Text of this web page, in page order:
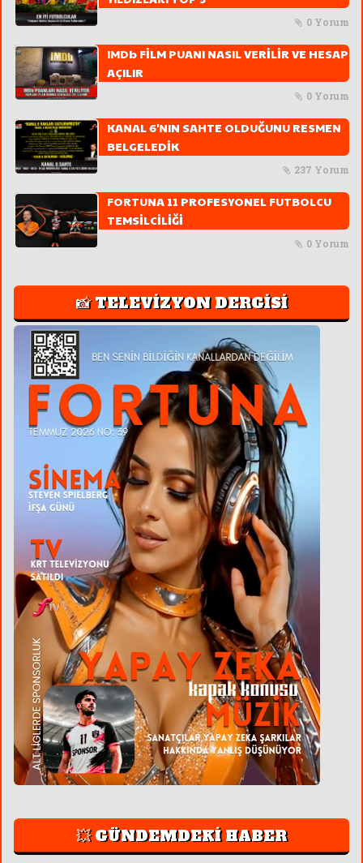
0 Yorum
IMDb FİLM PUANI NASIL VERİLİR VE HESAP
AÇILIR
0 Yorum
KANAL 6'NIN SAHTE OLDUĞUNU RESMEN
BELGELEDİK
237 Yorum
FORTUNA 11 PROFESYONEL FUTBOLCU
TEMSİLCİLİĞİ
0 Yorum
📸 TELEVİZYON DERGİSİ
💥 GÜNDEMDEKİ HABER